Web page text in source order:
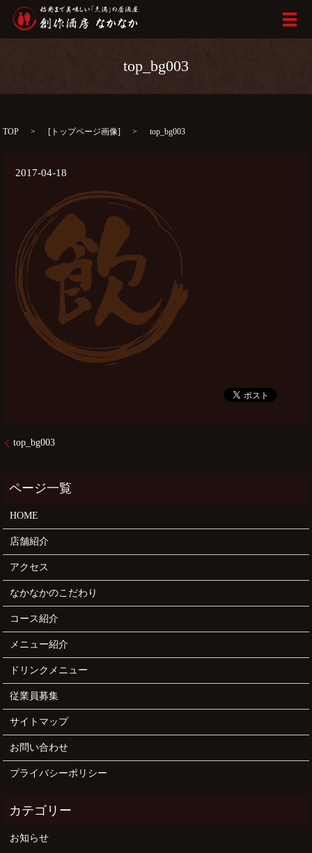
メ
top_bg003
TOP [ トップページ画像] top_bg003
2017-04-18
top_bg003
HOME
店舗紹介
アクセス
なかなかのこだわり
コース紹介
メニュー紹介
ドリンクメニュー
従業員募集
サイトマップ
お問い合わせ
プライバシーポリシー
お知らせ